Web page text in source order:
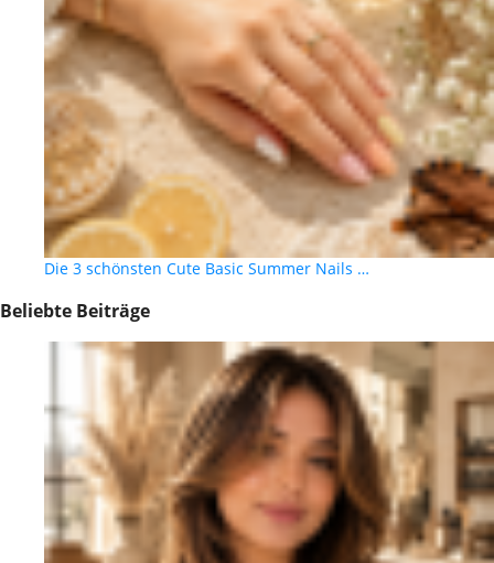
Die 3 schönsten Cute Basic Summer Nails …
Beliebte Beiträge